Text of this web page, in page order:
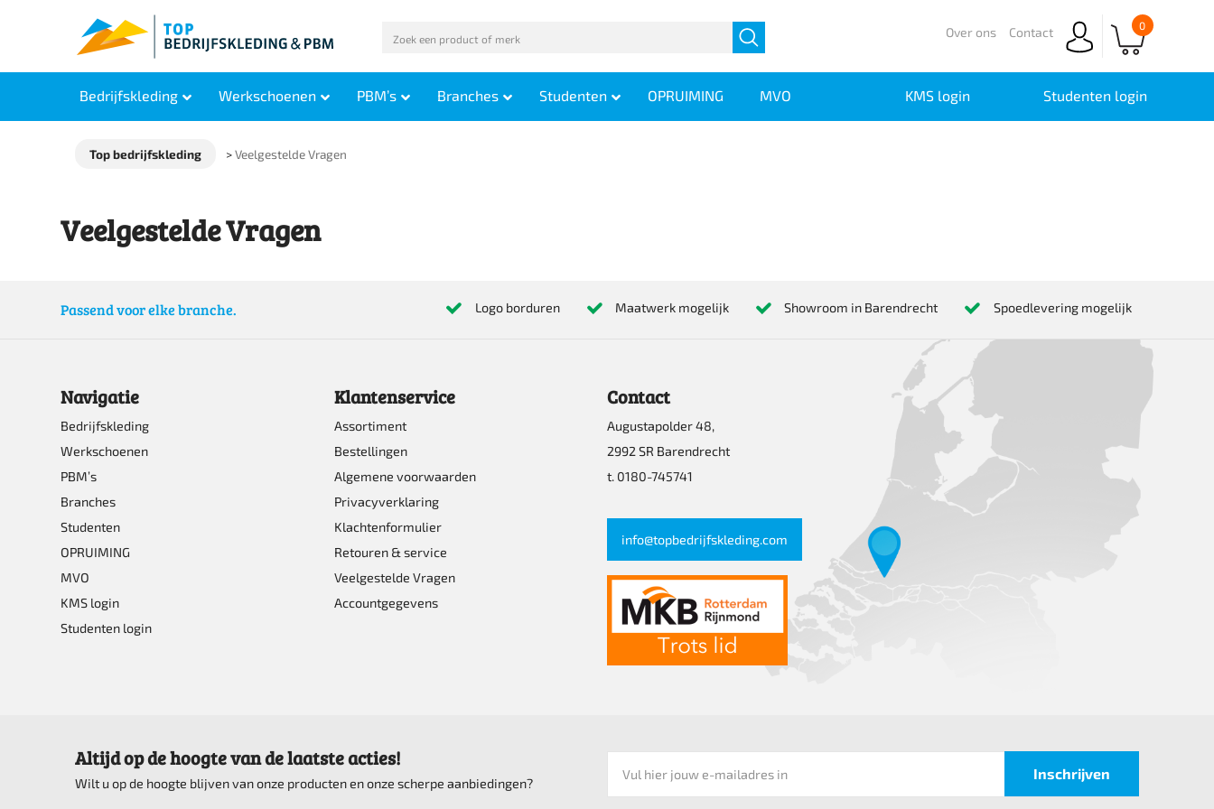
0
Over ons Contact
Bedrijfskleding Werkschoenen PBM’s Branches Studenten OPRUIMING MVO KMS login Studenten login
Top bedrijfskleding >Veelgestelde Vragen
Veelgestelde Vragen
Passend voor elke branche. Logo borduren Maatwerk mogelijk Showroom in Barendrecht Spoedlevering mogelijk
Navigatie
Bedrijfskleding
Werkschoenen
PBM’s
Branches
Studenten
OPRUIMING
MVO
KMS login
Studenten login
Klantenservice
Assortiment
Bestellingen
Algemene voorwaarden
Privacyverklaring
Klachtenformulier
Retouren & service
Veelgestelde Vragen
Accountgegevens
Contact
Augustapolder 48,
2992 SR Barendrecht
t. 0180-745741
info@topbedrijfskleding.com
Altijd op de hoogte van de laatste acties!
Wilt u op de hoogte blijven van onze producten en onze scherpe aanbiedingen?